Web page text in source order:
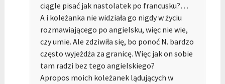
ciągle pisać jak nastolatek po francusku?…
A i koleżanka nie widziała go nigdy w życiu
rozmawiającego po angielsku, więc nie wie,
czy umie. Ale zdziwiła się, bo ponoć N. bardzo
często wyjeżdża za granicę. Więc jak on sobie
tam radzi bez tego angielskiego?
Apropos moich koleżanek lądujących w